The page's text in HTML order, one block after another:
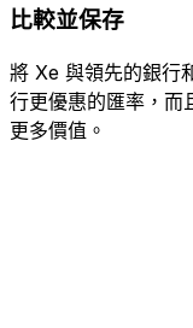
比較並保存
將 Xe 與領先的銀行
行更優惠的匯率，而
更多價值。